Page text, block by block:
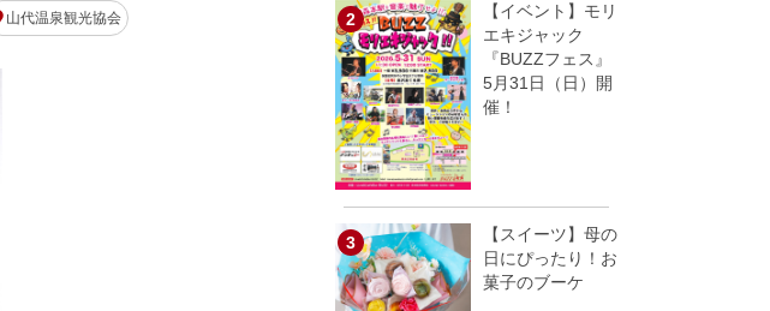
山代温泉観光協会
【イベント】モリ
エキジャック
『BUZZフェス』
5月31日（日）開
催！
【スイーツ】母の
日にぴったり！お
菓子のブーケ